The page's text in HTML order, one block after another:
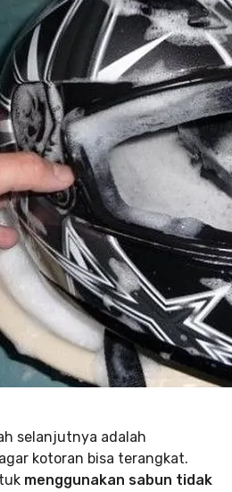
selanjutnya adalah
kotoran bisa terangkat.
menggunakan sabun tidak